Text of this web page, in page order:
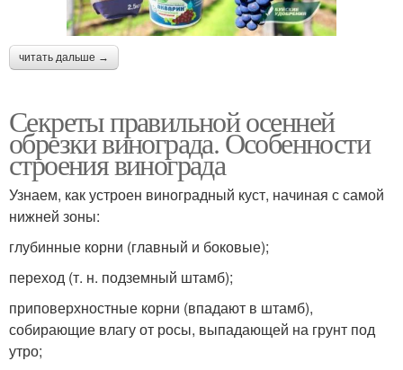
читать дальше →
Секреты правильной осенней
обрезки винограда. Особенности
строения винограда
Узнаем, как устроен виноградный куст, начиная с самой
нижней зоны:
глубинные корни (главный и боковые);
переход (т. н. подземный штамб);
приповерхностные корни (впадают в штамб),
собирающие влагу от росы, выпадающей на грунт под
утро;